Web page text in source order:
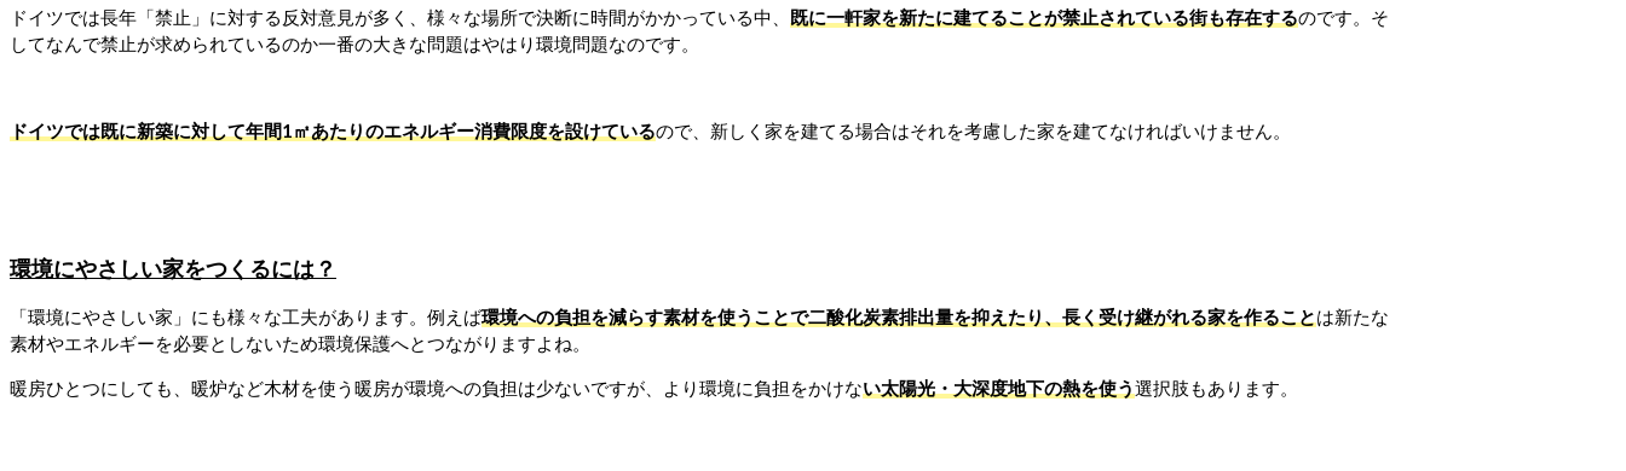
ドイツでは長年「禁止」に対する反対意見が多く、様々な場所で決断に時間がかかっている中、 既に一軒家を新たに建てることが禁止されている街も存在するのです。そ
してなんで禁止が求められているのか一番の大きな問題はやはり環境問題なのです。
ドイツでは既に新築に対して年間1㎡あたりのエネルギー消費限度を設けているので、新しく家を建てる場合はそれを考慮した家を建てなければいけません。
環境にやさしい家をつくるには？
「環境にやさしい家」にも様々な工夫があります。例えば環境への負担を減らす素材を使うことで二酸化炭素排出量を抑えたり、長く受け継がれる家を作ることは新たな
素材やエネルギーを必要としないため環境保護へとつながりますよね。
暖房ひとつにしても、暖炉など木材を使う暖房が環境への負担は少ないですが、より環境に負担をかけない太陽光・大深度地下の熱を使う選択肢もあります。